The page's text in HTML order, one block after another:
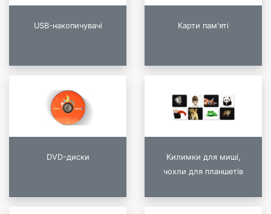
USB-накопичувачі Карти пам'яті
DVD-диски
Килимки для миші,
чохли для планшетів